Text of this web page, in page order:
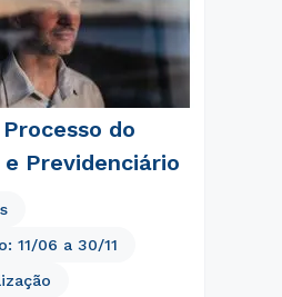
do
Previdenciário
11/06 a 30/11